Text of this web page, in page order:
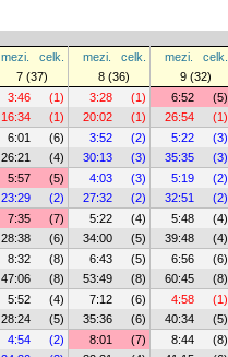
mezi. celk. mezi. celk. mezi. celk.
7 (37) 8 (36) 9 (32)
3:46 (1) 3:28 (1) 6:52 (5)
16:34 (1) 20:02 (1) 26:54 (1)
6:01 (6) 3:52 (2) 5:22 (3)
26:21 (4) 30:13 (3) 35:35 (3)
5:57 (5) 4:03 (3) 5:19 (2)
23:29 (2) 27:32 (2) 32:51 (2)
7:35 (7) 5:22 (4) 5:48 (4)
28:38 (6) 34:00 (5) 39:48 (4)
8:32 (8) 6:43 (5) 6:56 (6)
47:06 (8) 53:49 (8) 60:45 (8)
5:52 (4) 7:12 (6) 4:58 (1)
28:24 (5) 35:36 (6) 40:34 (5)
4:54 (2) 8:01 (7) 8:44 (8)